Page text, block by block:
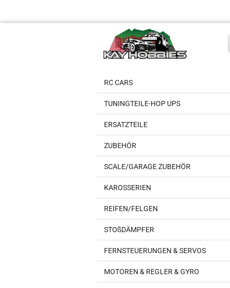
RC CARS
TUNINGTEILE-HOP UPS
ERSATZTEILE
ZUBEHÖR
SCALE/GARAGE ZUBEHÖR
KAROSSERIEN
REIFEN/FELGEN
STOßDÄMPFER
FERNSTEUERUNGEN & SERVOS
MOTOREN & REGLER & GYRO